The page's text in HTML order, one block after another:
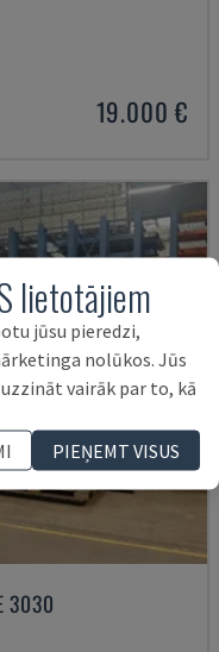
19.000 €
3030
lietotājiem
jūsu pieredzi,
nolūkos. Jūs
vairāk par to, kā
PIEŅEMT VISUS